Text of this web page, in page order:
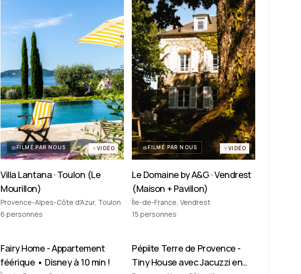
FILMÉ PAR NOUS VIDÉO
Villa Lantana · Toulon (Le
Mourillon)
Provence-Alpes-Côte d'Azur, Toulon
6 personnes
FILMÉ PAR NOUS VIDÉO
Le Domaine by A&G · Vendrest
(Maison + Pavillon)
Île-de-France, Vendrest
15 personnes
Appartement thématique
Fairy Home - Appartement
féérique • Disney à 10 min !
Tiny House
Pépiite Terre de Provence -
Tiny House avec Jacuzzi en